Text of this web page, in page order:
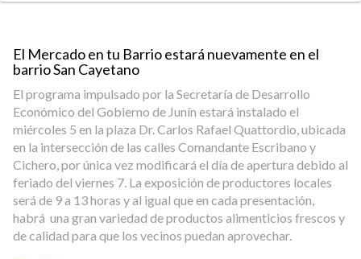
El Mercado en tu Barrio estará nuevamente en el
barrio San Cayetano
El programa impulsado por la Secretaría de Desarrollo
Económico del Gobierno de Junín estará instalado el
miércoles 5 en la plaza Dr. Carlos Rafael Quattordio, ubicada
en la intersección de las calles Comandante Escribano y
Cichero, por única vez modificará el día de apertura debido al
feriado del viernes 7. La exposición de productores locales
será de 9 a 13 horas y al igual que en cada presentación,
habrá una gran variedad de productos alimenticios frescos y
de calidad para que los vecinos puedan aprovechar.